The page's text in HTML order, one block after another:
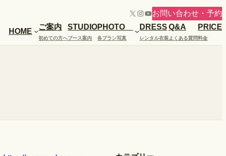
X Instagram
YouTube
お問い合わせ・予約
HOME ご案内
初めての方へ
STUDIO
ブース案内
PHOTO
各プラン写真
DRESS
レンタル衣装
Q&A
よくある質問
PRICE
料金